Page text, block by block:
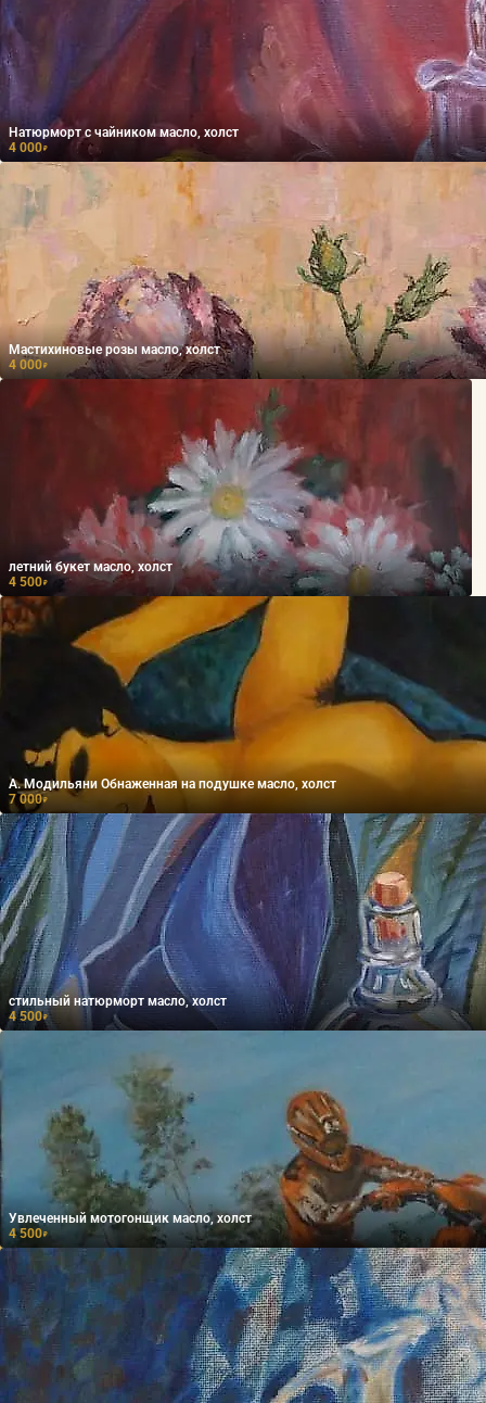
Натюрморт с чайником масло, холст
4 000₽
Мастихиновые розы масло, холст
4 000₽
летний букет масло, холст
4 500₽
А. Модильяни Обнаженная на подушке масло, холст
7 000₽
стильный натюрморт масло, холст
4 500₽
Увлеченный мотогонщик масло, холст
4 500₽